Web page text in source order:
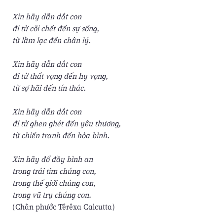
Xin hãy dẫn dắt con
đi từ cõi chết đến sự sống,
từ lầm lạc đến chân lý.
Xin hãy dẫn dắt con
đi từ thất vọng đến hy vọng,
từ sợ hãi đến tín thác.
Xin hãy dẫn dắt con
đi từ ghen ghét đến yêu thương,
từ chiến tranh đến hòa bình.
Xin hãy đổ đầy bình an
trong trái tim chúng con,
trong thế giới chúng con,
trong vũ trụ chúng con.
(Chân phước Têrêxa Calcutta)